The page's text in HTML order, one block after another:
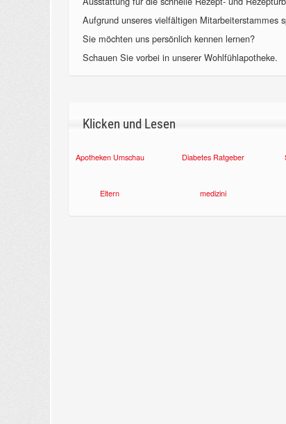
Aufgrund unseres vielfältigen Mitarbeiterstammes
Sie möchten uns persönlich kennen lernen?
Schauen Sie vorbei in unserer Wohlfühlapotheke.
Klicken und Lesen
Apotheken Umschau Diabetes Ratgeber
Eltern medizini